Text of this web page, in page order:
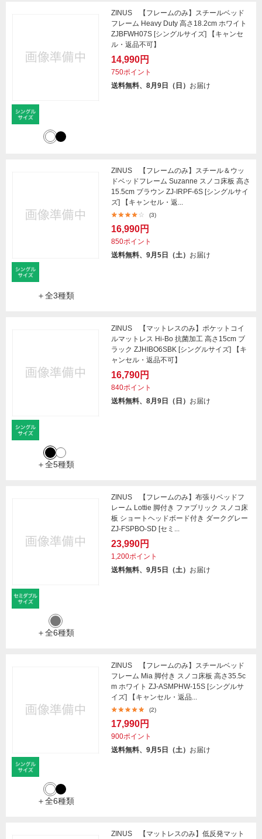
ZINUS 【フレームのみ】スチールベッド
フレーム Heavy Duty 高さ18.2cm ホワイト
ZJBFWH07S [シングルサイズ] 【キャンセ
ル・返品不可】
14,990円
750ポイント
送料無料、8月9日（日） お届け
＋全3種類
ZINUS 【フレームのみ】スチール＆ウッ
ドベッドフレーム Suzanne スノコ床板 高さ
15.5cm ブラウン ZJ-IRPF-6S [シングルサイ
ズ] 【キャンセル・返...
(3)
16,990円
850ポイント
送料無料、9月5日（土） お届け
＋全5種類
ZINUS 【マットレスのみ】ポケットコイ
ルマットレス Hi-Bo 抗菌加工 高さ15cm ブ
ラック ZJHIBO6SBK [シングルサイズ] 【キ
ャンセル・返品不可】
16,790円
840ポイント
送料無料、8月9日（日） お届け
＋全6種類
ZINUS 【フレームのみ】布張りベッドフ
レーム Lottie 脚付き ファブリック スノコ床
板 ショートヘッドボード付き ダークグレー
ZJ-FSPBO-SD [セミ...
23,990円
1,200ポイント
送料無料、9月5日（土） お届け
＋全6種類
ZINUS 【フレームのみ】スチールベッド
フレーム Mia 脚付き スノコ床板 高さ35.5c
m ホワイト ZJ-ASMPHW-15S [シングルサ
イズ] 【キャンセル・返品...
(2)
17,990円
900ポイント
送料無料、9月5日（土） お届け
ZINUS 【マットレスのみ】低反発マット